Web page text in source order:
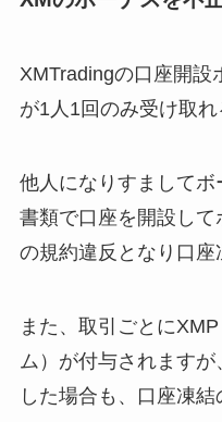
XMTradingの口座開設
が1人1回のみ受け取れ
他人になりすまして
書類で口座を開設し
の規約違反となり口座
また、取引ごとに
ム）が付与されます
した場合も、口座凍結